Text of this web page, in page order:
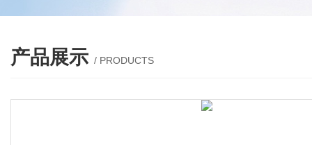
产品展示 / PRODUCTS